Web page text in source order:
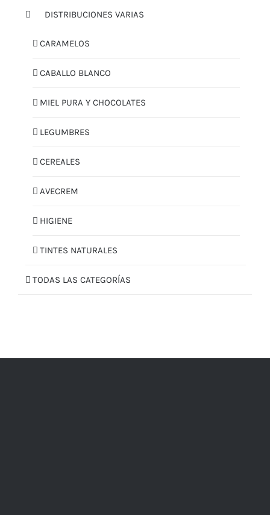
DISTRIBUCIONES VARIAS
CARAMELOS
CABALLO BLANCO
MIEL PURA Y CHOCOLATES
LEGUMBRES
CEREALES
AVECREM
HIGIENE
TINTES NATURALES
TODAS LAS CATEGORÍAS